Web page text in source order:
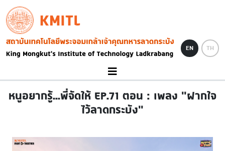
Skip to main content
KMITL
Image
EN TH
หนูอยากรู้...พี่จัดให้ EP.71 ตอน : เพลง "ฝากใจ
ไว้ลาดกระบัง"